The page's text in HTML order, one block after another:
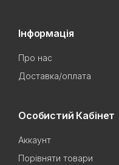
Інформація
Про нас
Доставка/оплата
Особистий Кабінет
Аккаунт
Порівняти товари